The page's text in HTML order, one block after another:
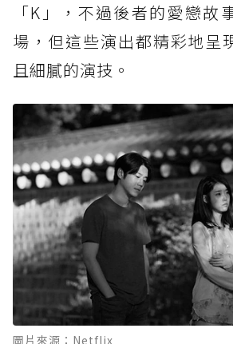
「K」，不過後者的愛戀故
場，但這些演出都精彩地呈
且細膩的演技。
圖片來源：Netflix